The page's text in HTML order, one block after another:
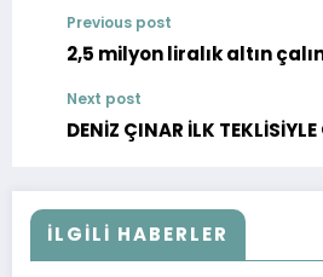
Previous post
2,5 milyon liralık altın
Next post
DENİZ ÇINAR İLK
İLGILI HABERLER